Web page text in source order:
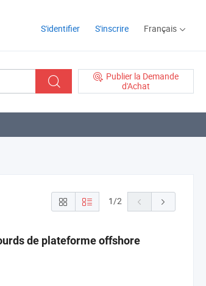
S'identifier S'inscrire Français
Publier la Demande
d'Achat
1/2
de plateforme offshore